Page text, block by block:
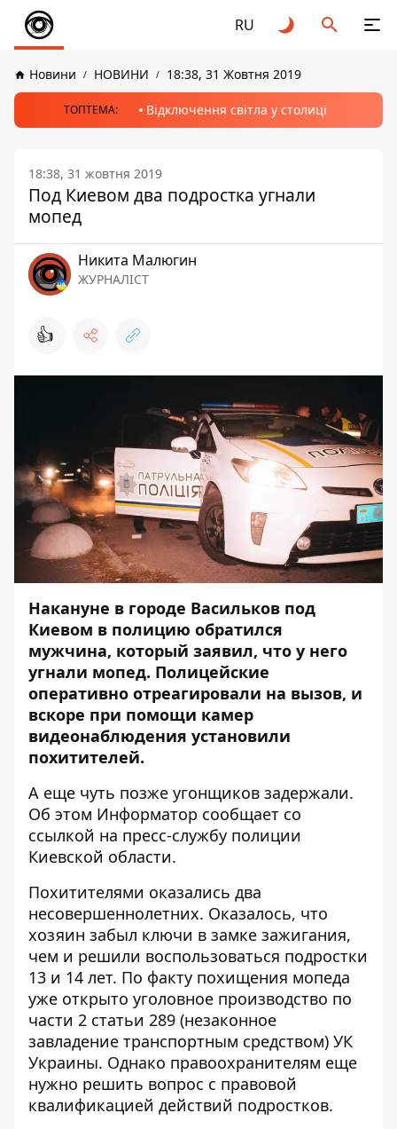
RU
Новини НОВИНИ 18:38, 31 Жовтня 2019
ТОПТЕМА: Відключення світла у столиці
18:38, 31 жовтня 2019
Под Киевом два подростка угнали
мопед
Никита Малюгин
ЖУРНАЛІСТ
👍
Накануне в городе Васильков под
Киевом в полицию обратился
мужчина, который заявил, что у него
угнали мопед. Полицейские
оперативно отреагировали на вызов, и
вскоре при помощи камер
видеонаблюдения установили
похитителей.
А еще чуть позже угонщиков задержали.
Об этом Информатор сообщает со
ссылкой на пресс-службу полиции
Киевской области.
Похитителями оказались два
несовершеннолетних. Оказалось, что
хозяин забыл ключи в замке зажигания,
чем и решили воспользоваться подростки
13 и 14 лет. По факту похищения мопеда
уже открыто уголовное производство по
части 2 статьи 289 (незаконное
завладение транспортным средством) УК
Украины. Однако правоохранителям еще
нужно решить вопрос с правовой
квалификацией действий подростков.